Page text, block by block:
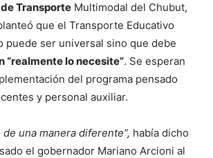
Transporte Multimodal del Chubut,
que el Transporte Educativo
puede ser universal sino que debe
“realmente lo necesite”. Se esperan
del programa pensado
y personal auxiliar.
una manera diferente”, había dicho
el gobernador Mariano Arcioni al